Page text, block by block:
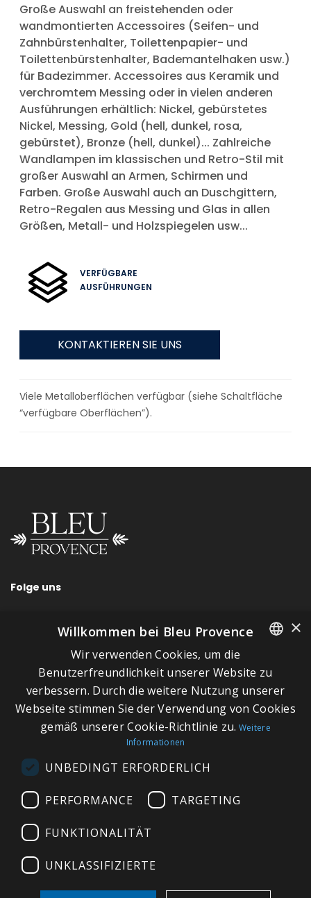
Große Auswahl an freistehenden oder
wandmontierten Accessoires (Seifen- und
Zahnbürstenhalter, Toilettenpapier- und
Toilettenbürstenhalter, Bademantelhaken usw.)
für Badezimmer. Accessoires aus Keramik und
verchromtem Messing oder in vielen anderen
Ausführungen erhältlich: Nickel, gebürstetes
Nickel, Messing, Gold (hell, dunkel, rosa,
gebürstet), Bronze (hell, dunkel)... Zahlreiche
Wandlampen im klassischen und Retro-Stil mit
großer Auswahl an Armen, Schirmen und
Farben. Große Auswahl auch an Duschgittern,
Retro-Regalen aus Messing und Glas in allen
Größen, Metall- und Holzspiegelen usw...
VERFÜGBARE
AUSFÜHRUNGEN
KONTAKTIEREN SIE UNS
Viele Metalloberflächen verfügbar (siehe Schaltfläche
“verfügbare Oberflächen”).
Folge uns
SCHNELLLINKS
Über Bleu Provence
Impressum
Geschäftsbedingungen
Kontaktieren Sie uns
Besuchen Sie unseren Showroom
FRENCH
ITALIAN
×
Willkommen bei Bleu Provence
Wir verwenden Cookies, um die
Benutzerfreundlichkeit unserer Website zu
verbessern. Durch die weitere Nutzung unserer
Webseite stimmen Sie der Verwendung von Cookies
gemäß unserer Cookie-Richtlinie zu. Weitere
Informationen
UNBEDINGT ERFORDERLICH
PERFORMANCE TARGETING
FUNKTIONALITÄT
UNKLASSIFIZIERTE